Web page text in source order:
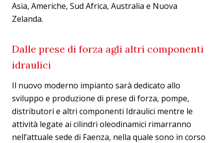
Asia, Americhe, Sud Africa, Australia e Nuova
Zelanda.
Dalle prese di forza agli altri componenti
idraulici
Il nuovo moderno impianto sarà dedicato allo
sviluppo e produzione di prese di forza, pompe,
distributori e altri componenti Idraulici mentre le
attività legate ai cilindri oleodinamici rimarranno
nell’attuale sede di Faenza, nella quale sono in corso